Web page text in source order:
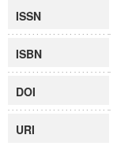
ISSN
ISBN
DOI
URI